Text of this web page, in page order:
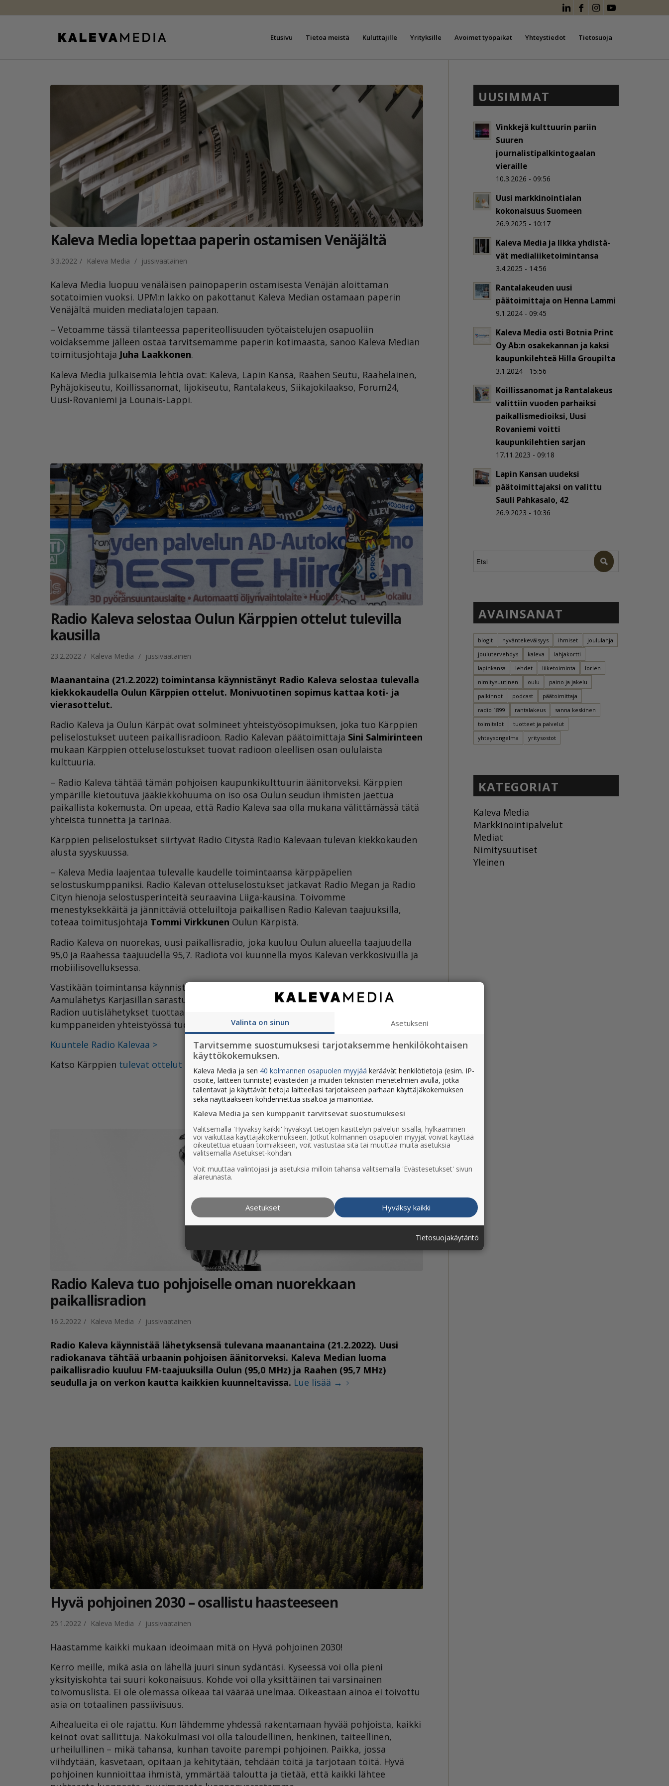
Etusivu Tietoa meistä Kuluttajille Yrityksille Avoimet työpaikat Yhteystiedot Tietosuoja
Kaleva Media lopettaa paperin ostamisen Venäjältä
3.3.2022 / Kaleva Media / jussivaatainen
Kaleva Media luopuu venäläisen painopaperin ostamisesta Venäjän aloittaman
sotatoimien vuoksi. UPM:n lakko on pakottanut Kaleva Median ostamaan paperin
Venäjältä muiden mediatalojen tapaan.
– Vetoamme tässä tilanteessa paperiteollisuuden työtaistelujen osapuoliin
voidaksemme jälleen ostaa tarvitsemamme paperin kotimaasta, sanoo Kaleva Median
toimitusjohtaja Juha Laakkonen.
Kaleva Media julkaisemia lehtiä ovat: Kaleva, Lapin Kansa, Raahen Seutu, Raahelainen,
Pyhäjokiseutu, Koillissanomat, Iijokiseutu, Rantalakeus, Siikajokilaakso, Forum24,
Uusi-Rovaniemi ja Lounais-Lappi.
Radio Kaleva selostaa Oulun Kärppien ottelut tulevilla
kausilla
23.2.2022 / Kaleva Media / jussivaatainen
Maanantaina (21.2.2022) toimintansa käynnistänyt Radio Kaleva selostaa tulevalla
kiekkokaudella Oulun Kärppien ottelut. Monivuotinen sopimus kattaa koti- ja
vierasottelut.
Radio Kaleva ja Oulun Kärpät ovat solmineet yhteistyösopimuksen, joka tuo Kärppien
peliselostukset uuteen paikallisradioon. Radio Kalevan päätoimittaja Sini Salmirinteen
mukaan Kärppien otteluselostukset tuovat radioon oleellisen osan oululaista
kulttuuria.
– Radio Kaleva tähtää tämän pohjoisen kaupunkikulttuurin äänitorveksi. Kärppien
ympärille kietoutuva jääkiekkohuuma on iso osa Oulun seudun ihmisten jaettua
paikallista kokemusta. On upeaa, että Radio Kaleva saa olla mukana välittämässä tätä
yhteistä tunnetta ja tarinaa.
Kärppien peliselostukset siirtyvät Radio Citystä Radio Kalevaan tulevan kiekkokauden
alusta syyskuussa.
– Kaleva Media laajentaa tulevalle kaudelle toimintaansa kärppäpelien
selostuskumppaniksi. Radio Kalevan otteluselostukset jatkavat Radio Megan ja Radio
Cityn hienoja selostusperinteitä seuraavina Liiga-kausina. Toivomme
menestyksekkäitä ja jännittäviä otteluiltoja paikallisen Radio Kalevan taajuuksilla,
toteaa toimitusjohtaja Tommi Virkkunen Oulun Kärpistä.
Radio Kaleva on nuorekas, uusi paikallisradio, joka kuuluu Oulun alueella taajuudella
95,0 ja Raahessa taajuudella 95,7. Radiota voi kuunnella myös Kalevan verkkosivuilla ja
mobiilisovelluksessa.
Vastikään toimintansa käynnistänyt kanava lähettää juonnettua ohjelmaa arkipäivisin.
Aamulähetys Karjasillan sarastus soi kello 7–11 ja Solistinkadun iltapäivä kello 13–17.
Radion uutislähetykset tuottaa Kalevan toimitus. Alkuilloissa kuullaan Radio Kalevan ja
kumppaneiden yhteistyössä tuottamia erikoisohjelmia.
Kuuntele Radio Kalevaa >
Katso Kärppien tulevat ottelut >
Radio Kaleva tuo pohjoiselle oman nuorekkaan
paikallisradion
16.2.2022 / Kaleva Media / jussivaatainen
Radio Kaleva käynnistää lähetyksensä tulevana maanantaina (21.2.2022). Uusi
radiokanava tähtää urbaanin pohjoisen äänitorveksi. Kaleva Median luoma
paikallisradio kuuluu FM-taajuuksilla Oulun (95,0 MHz) ja Raahen (95,7 MHz)
seudulla ja on verkon kautta kaikkien kuunneltavissa. Lue lisää →
Hyvä pohjoinen 2030 – osallistu haasteeseen
25.1.2022 / Kaleva Media / jussivaatainen
Haastamme kaikki mukaan ideoimaan mitä on Hyvä pohjoinen 2030!
Kerro meille, mikä asia on lähellä juuri sinun sydäntäsi. Kyseessä voi olla pieni
yksityiskohta tai suuri kokonaisuus. Kohde voi olla yksittäinen tai varsinainen
toivomuslista. Ei ole olemassa oikeaa tai väärää unelmaa. Oikeastaan ainoa ei toivottu
asia on totaalinen passiivisuus.
Aihealueita ei ole rajattu. Kun lähdemme yhdessä rakentamaan hyvää pohjoista, kaikki
keinot ovat sallittuja. Näkökulmasi voi olla taloudellinen, henkinen, taiteellinen,
urheilullinen – mikä tahansa, kunhan tavoite parempi pohjoinen. Paikka, jossa
viihdytään, kasvetaan, opitaan ja kehitytään, tehdään töitä ja tarjotaan töitä. Hyvä
pohjoinen kunnioittaa ihmistä, ymmärtää taloutta ja tietää, että kaikki lähtee
UUSIMMAT
Vinkkejä kulttuurin pariin
Suuren
journalistipalkintogaalan
vieraille
10.3.2026 - 09:56
Uusi markkinointialan
kokonaisuus Suomeen
26.9.2025 - 10:17
Kaleva Media ja Ilkka yh­dis­tä­
vät me­dia­lii­ke­toi­min­tan­sa
3.4.2025 - 14:56
Rantalakeuden uusi
päätoimittaja on Henna Lammi
9.1.2024 - 09:45
Kaleva Media osti Botnia Print
Oy Ab:n osakekannan ja kaksi
kaupunkilehteä Hilla Groupilta
3.1.2024 - 15:56
Koillissanomat ja Rantalakeus
valittiin vuoden parhaiksi
paikallismedioiksi, Uusi
Rovaniemi voitti
kaupunkilehtien sarjan
17.11.2023 - 09:18
Lapin Kansan uudeksi
päätoimittajaksi on valittu
Sauli Pahkasalo, 42
26.9.2023 - 10:36
AVAINSANAT
blogit hyväntekeväisyys ihmiset
joululahja
joulutervehdys
kaleva
lahjakortti
lapinkansa
lehdet liiketoiminta
lorien
nimitysuutinen
oulu
paino ja jakelu
palkinnot
podcast
päätoimittaja
radio 1899
rantalakeus
sanna keskinen
toimitalot
tuotteet ja palvelut
yhteysongelma
yritysostot
KATEGORIAT
Kaleva Media
Markkinointipalvelut
Mediat
Nimitysuutiset
Yleinen
Valinta on sinun Asetukseni
Tarvitsemme suostumuksesi tarjotaksemme henkilökohtaisen
käyttökokemuksen.
Kaleva Media ja sen 40 kolmannen osapuolen myyjää keräävät henkilötietoja (esim. IP-
osoite, laitteen tunniste) evästeiden ja muiden teknisten menetelmien avulla, jotka
tallentavat ja käyttävät tietoja laitteellasi tarjotakseen parhaan käyttäjäkokemuksen
sekä näyttääkseen kohdennettua sisältöä ja mainontaa.
Kaleva Media ja sen kumppanit tarvitsevat suostumuksesi
Valitsemalla 'Hyväksy kaikki' hyväksyt tietojen käsittelyn palvelun sisällä, hylkääminen
voi vaikuttaa käyttäjäkokemukseen. Jotkut kolmannen osapuolen myyjät voivat käyttää
oikeutettua etuaan toimiakseen, voit vastustaa sitä tai muuttaa muita asetuksia
valitsemalla Asetukset-kohdan.
Voit muuttaa valintojasi ja asetuksia milloin tahansa valitsemalla 'Evästesetukset' sivun
alareunasta.
Hyväksy kaikki
Asetukset
Tietosuojakäytäntö